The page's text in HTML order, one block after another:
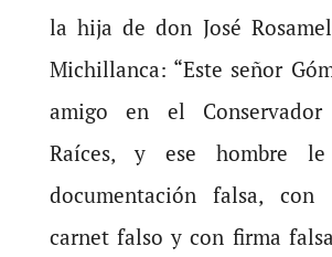
la hija de don José
Michillanca: “Este señor
amigo en el
Raíces, y ese hombre
documentación falsa, con
carnet falso y con firma